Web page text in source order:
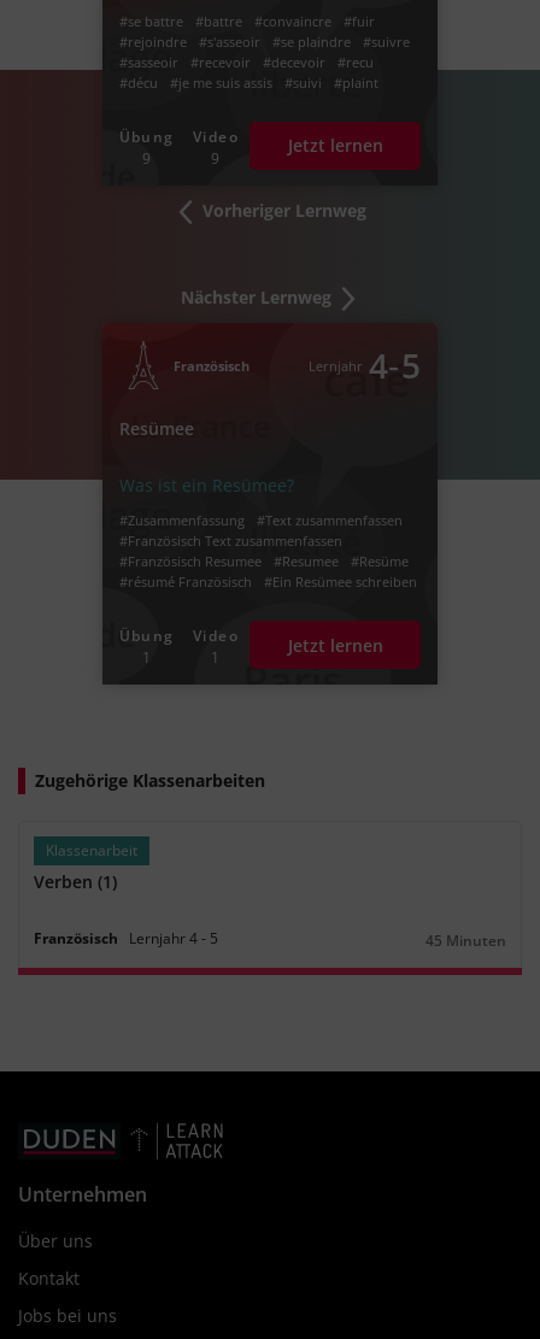
Vorheriger Lernweg
fuir, jeter, recevoir, rejoindre,
s'asseoir, se plaindre, suivre
#se battre #battre #convaincre
#fuir
#rejoindre
#s'asseoir #se plaindre
#suivre
#sasseoir
#recevoir #decevoir
#recu
#décu
#je me suis assis #suivi
#plaint
#Verben auf indre
#-indre
#Verben auf -indre
#accueillir
#empfangen
#acceillir
#accuellir
Übung
9
Video
9
Jetzt lernen
Nächster Lernweg
Französisch Lernjahr 4‐5
Resümee
Was ist ein Resümee?
#Zusammenfassung
#Text zusammenfassen
#Französisch Text zusammenfassen
#Französisch Resumee
#Resumee
#Resüme
#résumé Französisch
#Ein Resümee schreiben
Übung
1
Video
1
Jetzt lernen
Zugehörige Klassenarbeiten
Klassenarbeit
Verben (1)
Französisch Lernjahr4‐ 5
Dauer:
45 Minuten
Unternehmen
Über uns
Kontakt
Jobs bei uns